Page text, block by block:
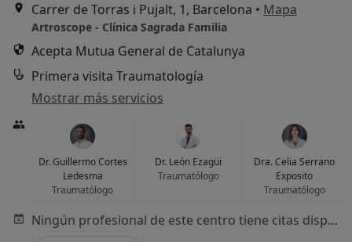
Carrer de Torras i Pujalt, 1, Barcelona • Mapa
Artroscope - Clínica Sagrada Familia
Acepta Mutua General de Catalunya
Primera visita Traumatología
Mostrar más servicios
Dr. Guillermo Cortes
Ledesma
Traumatólogo
Dr. León Ezagüi
Traumatólogo
Dra. Celia Serrano
Exposito
Traumatólogo
Ningún profesional de este centro tiene citas disponibles